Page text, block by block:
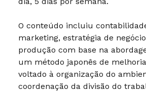
O conteúdo incluiu
marketing, estratégia de
produção com base na
um método japonês de
voltado à organização do
coordenação da divisão do